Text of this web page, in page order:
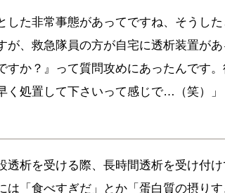
した非常事態があってですね、そうし
が、救急隊員の方が自宅に透析装置が
すか？』って質問攻めにあったんです
く処置して下さいって感じで…（笑）」
透析を受ける際、長時間透析を受け付
は「食べすぎだ」とか「蛋白質の摂り